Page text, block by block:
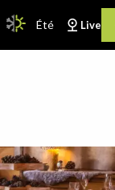
D’ACCUEIL
PAGE
Été Live